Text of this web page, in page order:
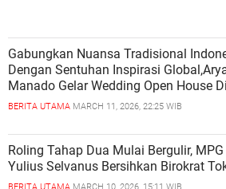
Gabungkan Nuansa Tradisional
Dengan Sentuhan Inspirasi
Manado Gelar Wedding Open House
10 Persen
BERITA UTAMA MARCH 11, 2026, 22:25 WIB
Roling Tahap Dua Mulai Bergulir,
Yulius Selvanus Bersihkan Birokrat